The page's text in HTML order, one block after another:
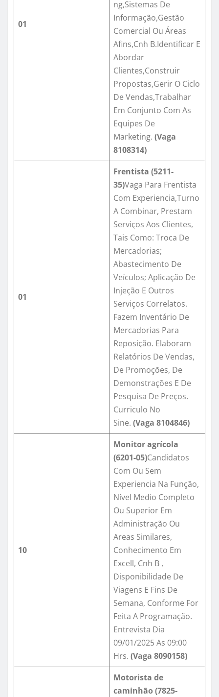
01
ng,Sistemas De
Informação,Gestão
Comercial Ou Áreas
Afins,Cnh B.Identificar E
Abordar
Clientes,Construir
Propostas,Gerir O Ciclo
De Vendas,Trabalhar
Em Conjunto Com As
Equipes De
Marketing. (Vaga
8108314)
01
Frentista (5211-
35)Vaga Para Frentista
Com Experiencia,Turno
A Combinar, Prestam
Serviços Aos Clientes,
Tais Como: Troca De
Mercadorias;
Abastecimento De
Veículos; Aplicação De
Injeção E Outros
Serviços Correlatos.
Fazem Inventário De
Mercadorias Para
Reposição. Elaboram
Relatórios De Vendas,
De Promoções, De
Demonstrações E De
Pesquisa De Preços.
Curriculo No
Sine. (Vaga 8104846)
10
Monitor agrícola
(6201-05)Candidatos
Com Ou Sem
Experiencia Na Função,
Nível Medio Completo
Ou Superior Em
Administração Ou
Areas Similares,
Conhecimento Em
Excell, Cnh B ,
Disponibilidade De
Viagens E Fins De
Semana, Conforme For
Feita A Programação.
Entrevista Dia
09/01/2025 As 09:00
Hrs. (Vaga 8090158)
Motorista de
caminhão (7825-